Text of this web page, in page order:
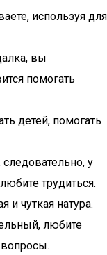
используя для
вы
помогать
детей, помогать
у
трудиться.
и чуткая натура.
любите